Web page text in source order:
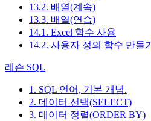
13.2. 배열(계속)
13.3. 배열(연습)
14.1. Excel 함수 사용
14.2. 사용자 정의 함수 만들기
레슨 SQL
1. SQL 언어, 기본 개념.
2. 데이터 선택(SELECT)
3. 데이터 정렬(ORDER BY)